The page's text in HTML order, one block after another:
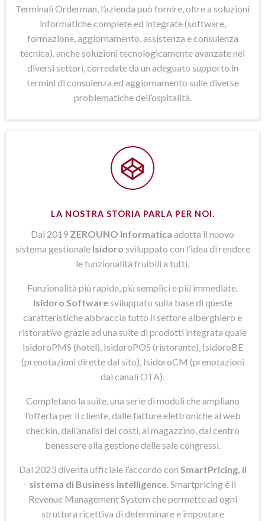
Terminali Orderman, l’azienda può fornire, oltre a soluzioni
informatiche complete ed integrate (software,
formazione, aggiornamento, assistenza e consulenza
tecnica), anche soluzioni tecnologicamente avanzate nei
diversi settori, corredate da un adeguato supporto in
termini di consulenza ed aggiornamento sulle diverse
problematiche dell’ospitalità.
LA NOSTRA STORIA PARLA PER NOI.
Dal 2019 ZEROUNO Informatica adotta il nuovo
sistema gestionale Isidoro sviluppato con l’idea di rendere
le funzionalità fruibili a tutti.
Funzionalità più rapide, più semplici e più immediate.
Isidoro Softwaresviluppato sulla base di queste
caratteristiche abbraccia tutto il settore alberghiero e
ristorativo grazie ad una suite di prodotti integrata quale
IsidoroPMS (hotel), IsidoroPOS (ristorante), IsidoroBE
(prenotazioni dirette dal sito), IsidoroCM (prenotazioni
dai canali OTA).
Completano la suite, una serie di moduli che ampliano
l’offerta per il cliente, dalle fatture elettroniche al web
checkin, dall’analisi dei costi, al magazzino, dal centro
benessere alla gestione delle sale congressi.
Dal 2023 diventa ufficiale l’accordo con SmartPricing, il
sistema di Business Intelligence . Smartpricing è il
Revenue Management System che permette ad ogni
struttura ricettiva di determinare e impostare